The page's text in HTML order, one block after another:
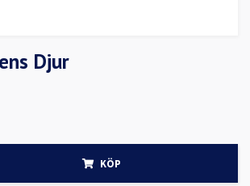
Djur
KÖP